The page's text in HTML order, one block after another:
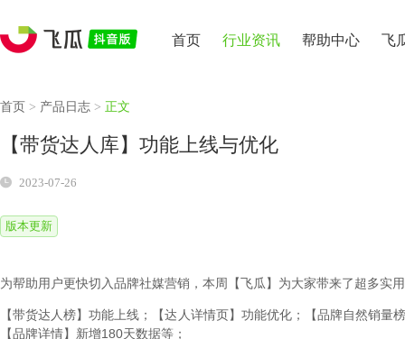
首页 行业资讯 帮助中心 飞
首页 > 产品日志 > 正文
【带货达人库】功能上线与优化
2023-07-26
版本更新
为帮助用户更快切入品牌社媒营销，本周【飞瓜】为大家带来了超多实
【带货达人榜】功能上线；【达人详情页】功能优化；【品牌自然销
【品牌详情】新增180天数据等；